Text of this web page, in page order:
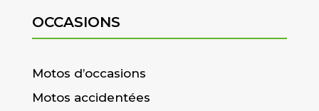
OCCASIONS
Motos d’occasions
Motos accidentées